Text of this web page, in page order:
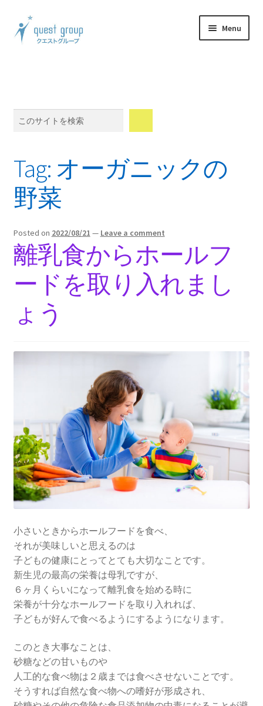
Skip
to
Skip
to
Menu
ウェブショップ
会社情報
Tag: オーガニックの
野菜
Posted on 2022/08/21 — Leave a comment
離乳食からホールフ
ードを取り入れまし
ょう
小さいときからホールフードを食べ、
それが美味しいと思えるのは
子どもの健康にとってとても大切なことです。
新生児の最高の栄養は母乳ですが、
６ヶ月くらいになって離乳食を始める時に
栄養が十分なホールフードを取り入れれば、
子どもが好んで食べるようにするようになります。
このとき大事なことは、
砂糖などの甘いものや
人工的な食べ物は２歳までは食べさせないことです。
そうすれば自然な食べ物への嗜好が形成され、